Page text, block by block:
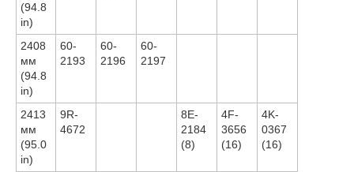
(94.8
in)
2408
мм
(94.8
in)
60-
2193
60-
2196
60-
2197
2413
мм
(95.0
in)
9R-
4672
8E-
2184
(8)
4F-
3656
(16)
4K-
0367
(16)